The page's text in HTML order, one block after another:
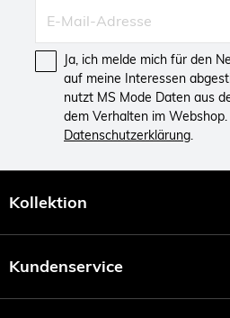
Ja, ich melde mich für den
auf meine Interessen
nutzt MS Mode Daten aus
dem Verhalten im Webshop.
Datenschutzerklärung
Kollektion
Kundenservice